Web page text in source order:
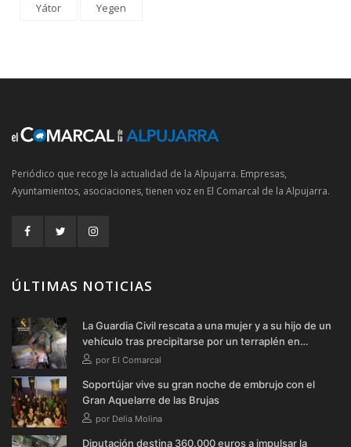
Yátor
Yegen
Periódico que recoge la actualidad de la Alpujarra. Empresas,
Ayuntamientos, asociaciones, tienen voz en El Comarcal de la Alpujarra.
ÚLTIMAS NOTICIAS
La Guardia Civil rescata a una mujer y a su hijo de un
vehículo tras precipitarse por un terraplén en
Soportújar
por El Comarcal
Soportújar vive su gran noche de embrujo con el
Gran Aquelarre de las Brujas
por Delia Molina
Diputación destina 360.000 euros a impulsar la